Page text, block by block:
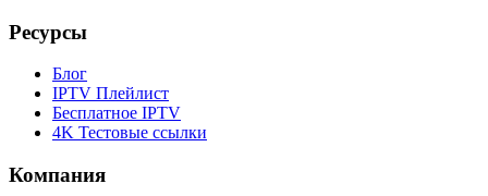
Ресурсы
Блог
IPTV Плейлист
Бесплатное IPTV
4K Тестовые ссылки
Компания